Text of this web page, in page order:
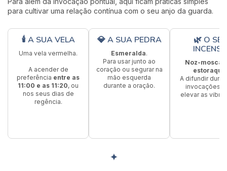
para cultivar uma relação contínua com o seu anjo da guarda.
🕯 A SUA VELA
Uma vela vermelha.
A acender de
preferência entre as
11:00 e as 11:20, ou
nos seus dias de
regência.
💎 A SUA PEDRA
Esmeralda.
Para usar junto ao
coração ou segurar na
mão esquerda
durante a oração.
🌿 O SEU
Noz-
estoraque
A difundir
invocações
elevar as
✦